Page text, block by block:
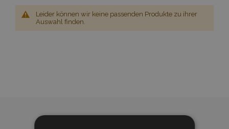
Leider können wir keine passenden Produkte zu ihrer
Auswahl finden.